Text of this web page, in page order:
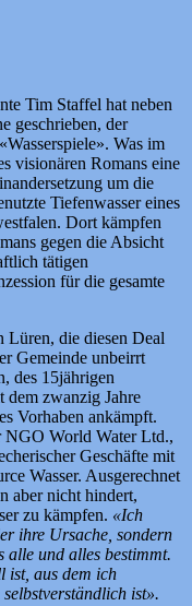
Tim Staffel hat neben
geschrieben, der
Was im
visionären Romans eine
um die
Tiefenwasser eines
Dort kämpfen
gegen die Absicht
tätigen
für die gesamte
Lüren, die diesen Deal
Gemeinde unbeirrt
des 15jährigen
dem zwanzig Jahre
Vorhaben ankämpft.
NGO World Water Ltd.,
Geschäfte mit
Wasser. Ausgerechnet
aber nicht hindert,
zu kämpfen. «Ich
ihre Ursache, sondern
alle und alles bestimmt.
ist, aus dem ich
ist».